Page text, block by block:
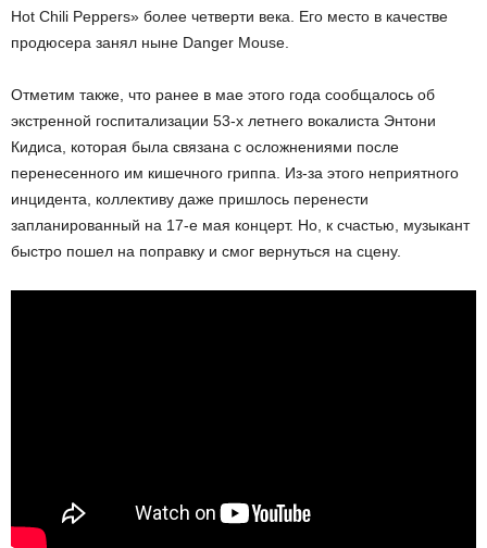
Hot Chili Peppers» более четверти века. Его место в качестве
продюсера занял ныне Danger Mouse.
Отметим также, что ранее в мае этого года сообщалось об
экстренной госпитализации 53-х летнего вокалиста Энтони
Кидиса, которая была связана с осложнениями после
перенесенного им кишечного гриппа. Из-за этого неприятного
инцидента, коллективу даже пришлось перенести
запланированный на 17-е мая концерт. Но, к счастью, музыкант
быстро пошел на поправку и смог вернуться на сцену.